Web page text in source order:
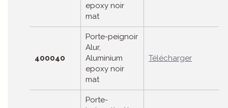
epoxy noir
mat
400040
Porte-peignoir
Alur,
Aluminium
epoxy noir
mat
Télécharger
Porte-